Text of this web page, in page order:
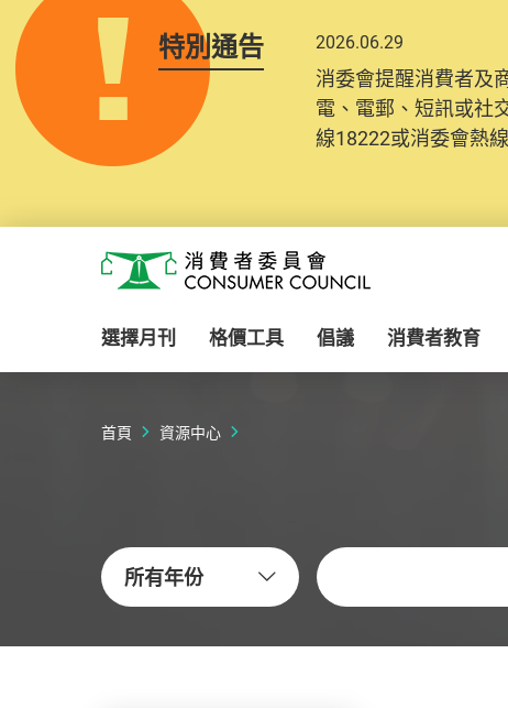
特別通告 2026.06.29
消委會提醒消費者及
電、電郵、短訊或社
線18222或消委會熱
2025.10.31
為提升使用者體驗及
消費者需要提供基本
紀錄將清晰整合於帳
消費者委員會
選擇月刊 格價工具 倡議 消費者教育
首頁 資源中心
所有年份
關鍵字